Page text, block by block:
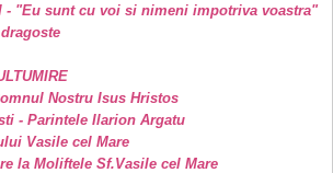
- "Eu sunt cu voi si nimeni impotriva voastra"
Nostru Isus Hristos
- Parintele Ilarion Argatu
Vasile cel Mare
la Moliftele Sf.Vasile cel Mare